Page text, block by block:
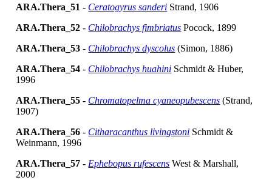
ARA.Thera_51 - Ceratogyrus sanderi Strand, 1906
ARA.Thera_52 - Chilobrachys fimbriatus Pocock, 1899
ARA.Thera_53 - Chilobrachys dyscolus (Simon, 1886)
ARA.Thera_54 - Chilobrachys huahini Schmidt & Huber,
1996
ARA.Thera_55 - Chromatopelma cyaneopubescens (Strand,
1907)
ARA.Thera_56 - Citharacanthus livingstoni Schmidt &
Weinmann, 1996
ARA.Thera_57 - Ephebopus rufescens West & Marshall,
2000